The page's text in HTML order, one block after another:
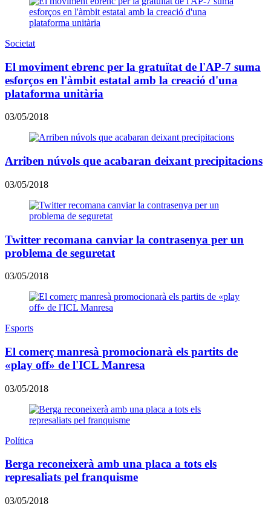
Societat
El moviment ebrenc per la gratuïtat de l'AP-7 suma
esforços en l'àmbit estatal amb la creació d'una
plataforma unitària
03/05/2018
Arriben núvols que acabaran deixant precipitacions
03/05/2018
Twitter recomana canviar la contrasenya per un
problema de seguretat
03/05/2018
Esports
El comerç manresà promocionarà els partits de
«play off» de l'ICL Manresa
03/05/2018
Política
Berga reconeixerà amb una placa a tots els
represaliats pel franquisme
03/05/2018